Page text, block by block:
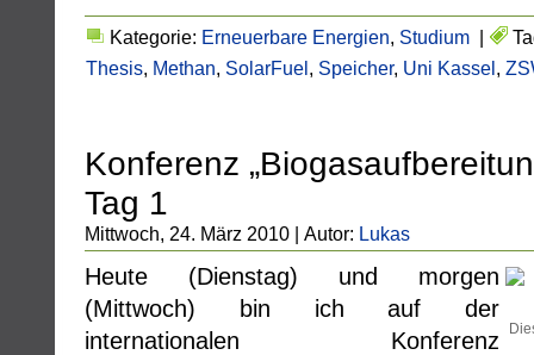
Kategorie: Erneuerbare Energien, Studium |
Thesis, Methan, SolarFuel, Speicher, Uni Kassel,
Konferenz
Tag 1
Mittwoch, 24. März 2010 | Autor: Lukas
Heute (Dienstag) und morgen
(Mittwoch) bin ich auf der
internationalen Konferenz